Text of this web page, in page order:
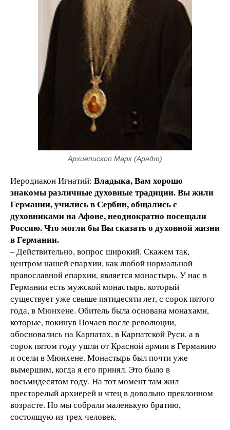
Архиепископ Марк (Арндт)
Иеродиакон Игнатий: Владыка, Вам хорошо
знакомы различные духовные традиции. Вы жили
Германии, учились в Сербии, общались с
духовниками на Афоне, неоднократно посещали
Россию. Что могли бы Вы сказать о духовной жизни
в Германии.
– Действительно, вопрос широкий. Скажем так,
центром нашей епархии, как любой нормальной
православной епархии, является монастырь. У нас в
Германии есть мужской монастырь, который
существует уже свыше пятидесяти лет, с сорок пятого
года, в Мюнхене. Обитель была основана монахами,
которые, покинув Почаев после революции,
обосновались на Карпатах, в Карпатской Руси, а в
сорок пятом году ушли от Красной армии в Германию
и осели в Мюнхене. Монастырь был почти уже
вымершим, когда я его принял. Это было в
восьмидесятом году. На тот момент там жил
престарелый архиерей и чтец в довольно преклонном
возрасте. Но мы собрали маленькую братию,
состоящую из трех человек.